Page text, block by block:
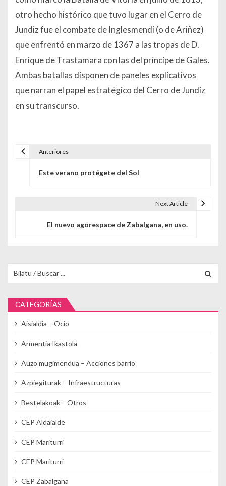
otro hecho histórico que tuvo lugar en el Cerro de
Jundiz fue el combate de Inglesmendi (o de Ariñez)
que enfrentó en marzo de 1367 a las tropas de D.
Enrique de Trastamara con las del príncipe de Gales.
Ambas batallas disponen de paneles explicativos
que narran el papel estratégico del Cerro de Jundiz
en su transcurso.
Anteriores
Este verano protégete del Sol
Next Article
El nuevo agorespace de Zabalgana, en uso.
CATEGORÍAS
Aisialdia – Ocio
Armentia Ikastola
Auzo mugimendua – Acciones barrio
Azpiegiturak – Infraestructuras
Bestelakoak – Otros
CEP Aldaialde
CEP Mariturri
CEP Mariturri
CEP Zabalgana